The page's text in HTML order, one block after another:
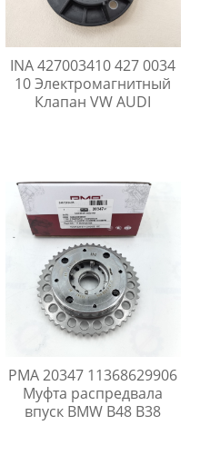
INA 427003410 427 0034
10 Электромагнитный
Клапан VW AUDI
PMA 20347 11368629906
Муфта распредвала
впуск BMW B48 B38